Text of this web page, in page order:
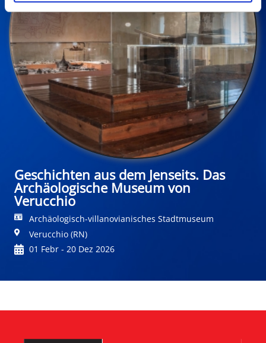
Geschichten aus dem Jenseits. Das
Archäologische Museum von
Verucchio
Archäologisch-villanovianisches Stadtmuseum
Verucchio (RN)
01 Febr - 20 Dez 2026